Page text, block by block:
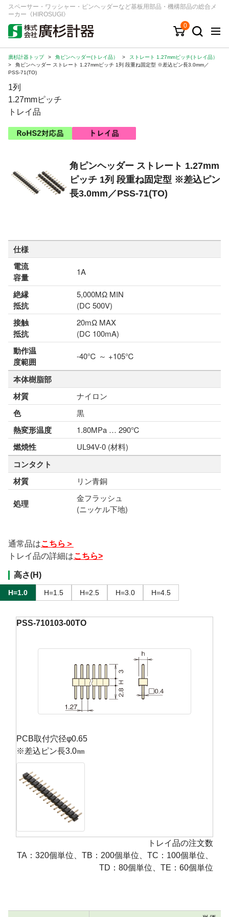
スペーサー・ワッシャー・ピンヘッダーなど基板用部品・機構部品の総合メ
ーカー《HIROSUGI》
0
キーワード 品番/シリーズ
商品カテゴリから探す
ジャンルから探す
シリーズから探す
注文・見積りについて
ご利用ガイド
廣杉計器トップ > 角ピンヘッダー(トレイ品） >
ストレート 1.27mmピッチ(トレイ品）
>
角ピンヘッダー ストレート 1.27mmピッチ 1列 段重ね固定型 ※差込ピン長3.0mm／
PSS-71(TO)
1列
1.27mmピッチ
トレイ品
角ピンヘッダー ストレート 1.27mm
ピッチ 1列 段重ね固定型 ※差込ピン
長3.0mm／PSS-71(TO)
仕様
電流
容量
1A
絶縁
抵抗
5,000MΩ MIN
(DC 500V)
接触
抵抗
20mΩ MAX
(DC 100mA)
動作温
度範囲
-40℃ ～ +105℃
本体樹脂部
材質
ナイロン
色 黒
熱変形温度 1.80MPa … 290℃
燃焼性 UL94V-0 (材料)
コンタクト
材質
リン青銅
処理
金フラッシュ
(ニッケル下地)
通常品はこちら＞
トレイ品の詳細はこちら>
高さ(H)
H=1.0 H=1.5 H=2.5 H=3.0 H=4.5
PSS-710103-00TO
PCB取付穴径φ0.65
※差込ピン長3.0㎜
トレイ品の注文数
TA：320個単位、TB：200個単位、TC：100個単位、
TD：80個単位、TE：60個単位